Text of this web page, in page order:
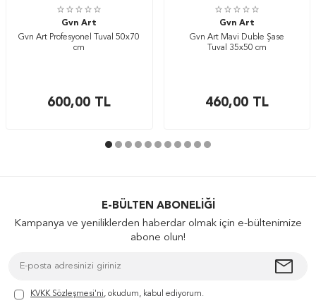
Gvn Art
Gvn Art Profesyonel Tuval 50x70
cm
600,00 TL
Gvn Art
Gvn Art Mavi Duble Şase
Tuval 35x50 cm
460,00TL
E-BÜLTEN ABONELIĞI
Kampanya ve yeniliklerden haberdar olmak için e-bültenimize
abone olun!
KVKK Sözleşmesi'ni, okudum, kabul ediyorum.